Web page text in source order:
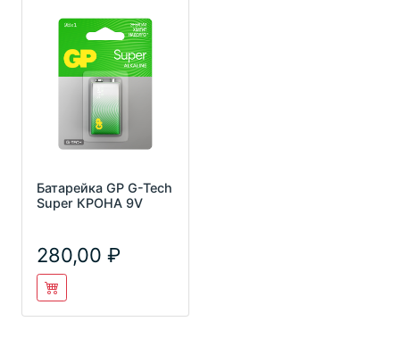
Батарейка GP G-Tech
Super КРОНА 9V
280,00